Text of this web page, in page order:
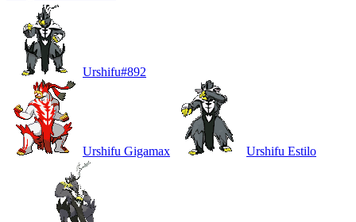
Urshifu#892
Urshifu Gigamax Urshifu Estilo